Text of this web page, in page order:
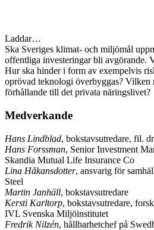
Laddar…
Ska Sveriges klimat- och miljömål
offentliga investeringar bli avgörande.
Hur ska hinder i form av exempelvis
oprövad teknologi överbyggas? Vilken
förhållande till det privata näringslivet?
Medverkande
Hans Lindblad, bokstavsutredare, fil.
Hans Forssman, Senior Investment
Skandia Mutual Life Insurance Co
Lina Håkansdotter, ansvarig för
Steel
Martin Janhäll, bokstavsutredare
Kersti Karltorp, bokstavsutredare,
IVL Svenska Miljöinstitutet
Fredrik Nilzén, hållbarhetchef på